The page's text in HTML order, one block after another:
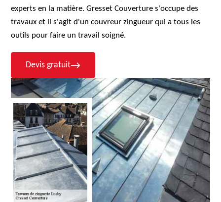
experts en la matière. Gresset Couverture s'occupe des
travaux et il s'agit d'un couvreur zingueur qui a tous les
outils pour faire un travail soigné.
Devis gratuit